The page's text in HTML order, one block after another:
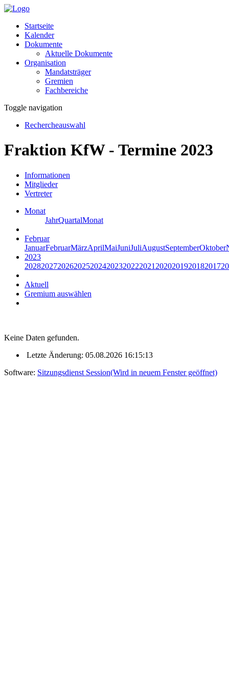
Startseite
Kalender
Dokumente
Aktuelle Dokumente
Organisation
Mandatsträger
Gremien
Fachbereiche
Toggle navigation
Rechercheauswahl
Fraktion KfW - Termine 2023
Informationen
Mitglieder
Vertreter
Monat
JahrQuartalMonat
Februar
JanuarFebruarMärzAprilMaiJuniJuliAugustSeptemberOktober
2023
20282027202620252024202320222021 2020201920182017
Aktuell
Gremium auswählen
Keine Daten gefunden.
Letzte Änderung: 05.08.2026 16:15:13
Software: Sitzungsdienst Session(Wird in neuem Fenster geöffnet)